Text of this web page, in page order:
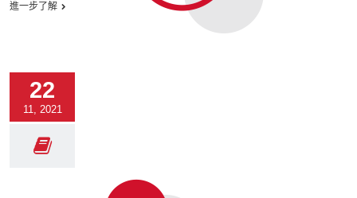
進一步了解
22
11, 2021